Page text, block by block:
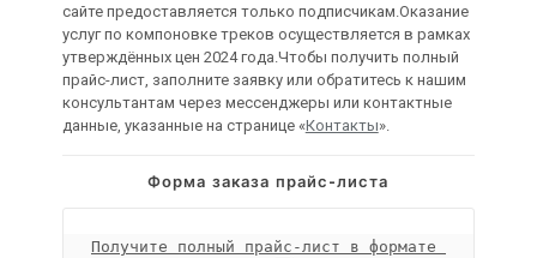
сайте предоставляется только подписчикам.Оказание
услуг по компоновке треков осуществляется в рамках
утверждённых цен 2024 года.Чтобы получить полный
прайс-лист, заполните заявку или обратитесь к нашим
консультантам через мессенджеры или контактные
данные, указанные на странице «Контакты».
Форма заказа прайс-листа
Получите полный прайс-лист в формате